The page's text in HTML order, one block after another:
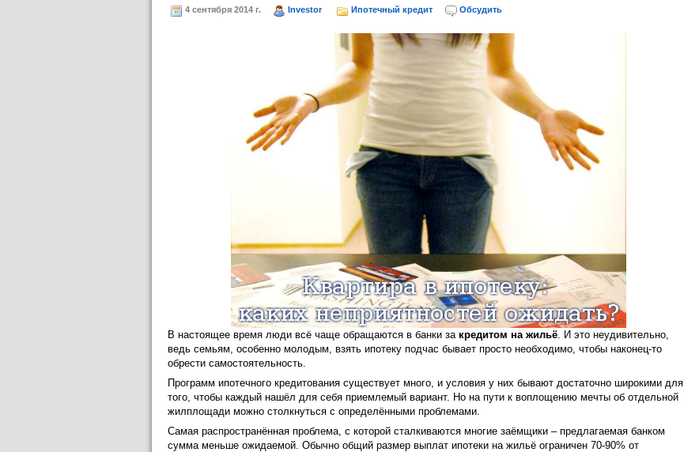
4 сентября 2014 г. Investor Ипотечный кредит Обсудить
В настоящее время люди всё чаще обращаются в банки за кредитом на жильё. И это неудивительно,
ведь семьям, особенно молодым, взять ипотеку подчас бывает просто необходимо, чтобы наконец-то
обрести самостоятельность.
Программ ипотечного кредитования существует много, и условия у них бывают достаточно широкими для
того, чтобы каждый нашёл для себя приемлемый вариант. Но на пути к воплощению мечты об отдельной
жилплощади можно столкнуться с определёнными проблемами.
Самая распространённая проблема, с которой сталкиваются многие заёмщики – предлагаемая банком
сумма меньше ожидаемой. Обычно общий размер выплат ипотеки на жильё ограничен 70-90% от